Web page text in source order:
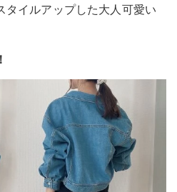
タイルアップした大人可愛い